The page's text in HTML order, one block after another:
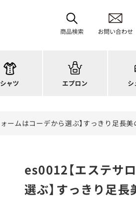
商品検索 お問い合わせ
シャツ
ャツ
エプロン
タスキ掛けエプロン
ラップエプロン
エプロンドレス
シ
ナース
パンプ
ームはコーデから選ぶ】すっきり足長
es0012【エステサ
選ぶ】すっきり足